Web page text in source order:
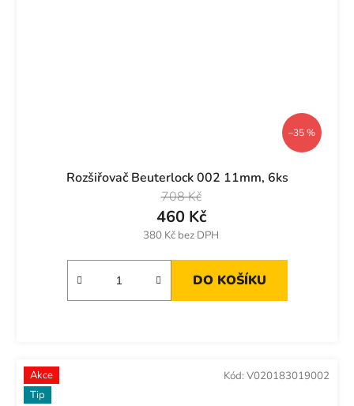
–35 %
Rozšiřovač Beuterlock 002 11mm, 6ks
380 Kč bez DPH
460 Kč
708 Kč
DO KOŠÍKU
Akce
Tip
Kód: V020183019002